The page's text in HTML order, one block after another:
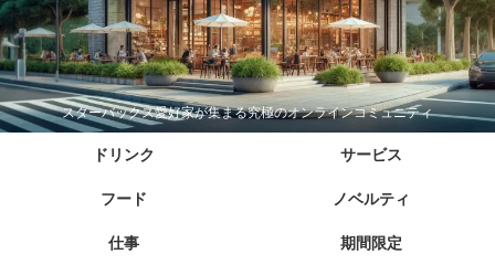
スターバックス愛好家が集まる究極のオンラインコミュニティ
ドリンク サービス
フード ノベルティ
仕事 期間限定